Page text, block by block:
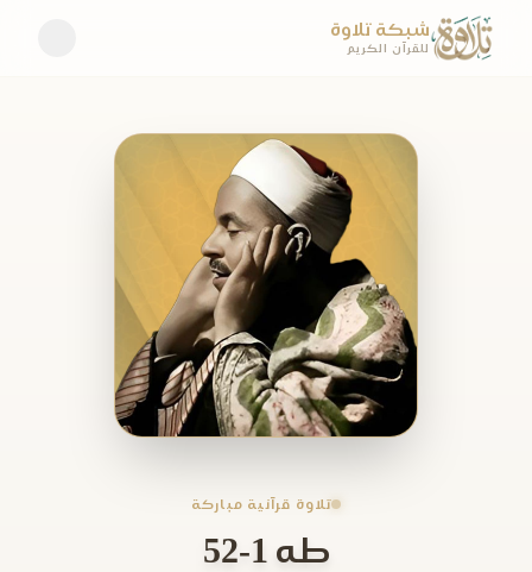
شبكة تلاوة
للقرآن الكريم
تلاوة قرآنية مباركة
طه 1-52